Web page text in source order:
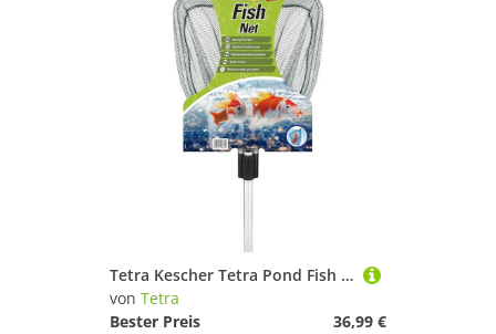
Watschuhe & Anglerstiefel
Geschlecht
Tetra Kescher Tetra Pond Fish Net
von Tetra
Bester Preis
36,99 €